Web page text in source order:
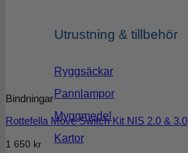
Utrustning & tillbehör
Ryggsäckar
Pannlampor
Myggmedel
Kartor
Bindningar
Rottefella Move Switch Kit NIS 2.0 & 3.0
1 650 kr